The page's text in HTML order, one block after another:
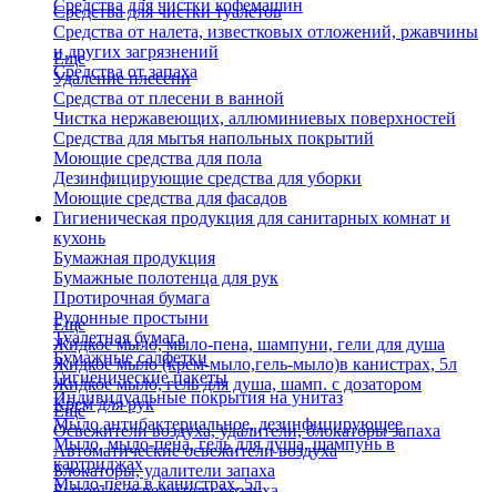
Средства для чистки кофемашин
Средства для чистки туалетов
Средства от налета, известковых отложений, ржавчины
и других загрязнений
Средства от запаха
Еще
Удаление плесени
Средства от плесени в ванной
Чистка нержавеющих, аллюминиевых поверхностей
Средства для мытья напольных покрытий
Моющие средства для пола
Дезинфицирующие средства для уборки
Моющие средства для фасадов
Гигиеническая продукция для санитарных комнат и
кухонь
Бумажная продукция
Бумажные полотенца для рук
Протирочная бумага
Рулонные простыни
Туалетная бумага
Бумажные салфетки
Гигиенические пакеты
Индивидуальные покрытия на унитаз
Еще
Жидкое мыло, мыло-пена, шампуни, гели для душа
Жидкое мыло (крем-мыло,гель-мыло)в канистрах, 5л
Жидкое мыло, гель для душа, шамп. с дозатором
Крем для рук
Мыло антибактериальное, дезинфицирующее
Мыло, мыло-пена, гель для душа, шампунь в
картриджах
Мыло-пена в канистрах, 5л
Еще
Освежители воздуха, удалители, блокаторы запаха
Автоматические освежители воздуха
Блокаторы, удалители запаха